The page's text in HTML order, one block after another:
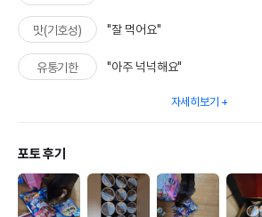
맛(기호성) "잘 먹어요"
유통기한 "아주 넉넉해요"
자세히보기
포토 후기